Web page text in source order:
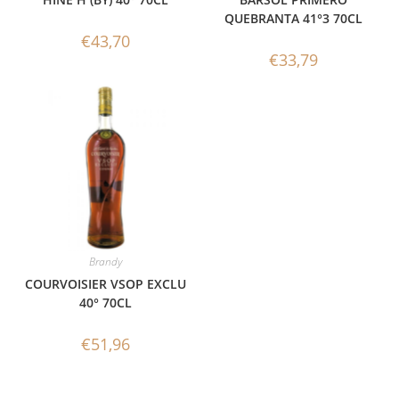
€43,70
QUEBRANTA 41°3 70CL
€33,79
Brandy
COURVOISIER VSOP EXCLU
40° 70CL
€51,96